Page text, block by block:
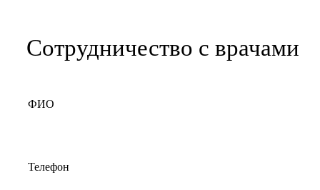
Сотрудничество с врачами